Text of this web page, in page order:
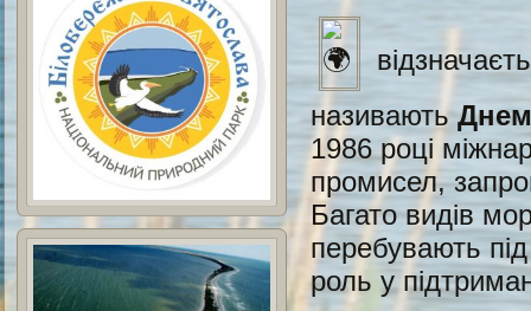
називаютьДнем
1986 році
промисел,
Багато видів
перебувають
роль у